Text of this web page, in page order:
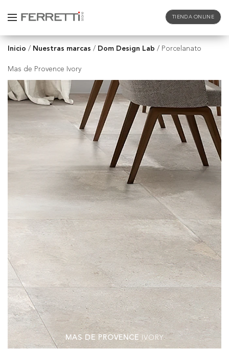
TIENDA ONLINE
Inicio / Nuestras marcas / Dom Design Lab / Porcelanato
Mas de Provence Ivory
MAS DE PROVENCE IVORY